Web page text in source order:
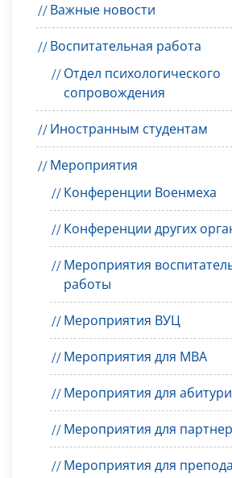
Важные новости
Воспитательная работа
Отдел психологического
сопровождения
Иностранным студентам
Мероприятия
Конференции Военмеха
Конференции других
Мероприятия
работы
Мероприятия ВУЦ
Мероприятия для MBA
Мероприятия для
Мероприятия для
Мероприятия для